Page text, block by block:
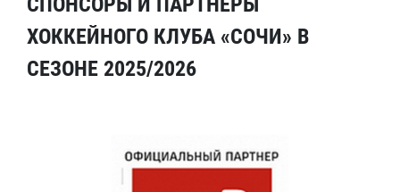
ХОККЕЙНОГО КЛУБА «СОЧИ» В
СЕЗОНЕ 2025/2026